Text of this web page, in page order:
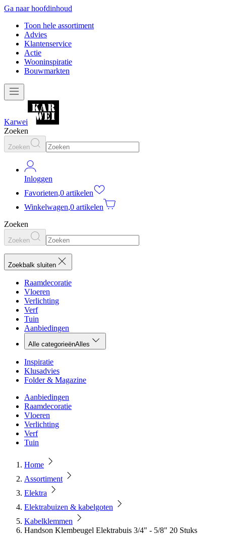
Ga naar hoofdinhoud
Toon hele assortiment
Advies
Klantenservice
Actie
Wooninspiratie
Bouwmarkten
Karwei
Zoeken
Zoeken
Inloggen
Favorieten,0 artikelen
Winkelwagen,0 artikelen
Zoeken
Zoeken
Zoekbalk sluiten
Raamdecoratie
Vloeren
Verlichting
Verf
Tuin
Aanbiedingen
Alle categorieënAlles
Inspiratie
Klusadvies
Folder & Magazine
Aanbiedingen
Raamdecoratie
Vloeren
Verlichting
Verf
Tuin
Home
Assortiment
Elektra
Elektrabuizen & kabelgoten
Kabelklemmen
Handson Klembeugel Elektrabuis 3/4" - 5/8" 20 Stuks